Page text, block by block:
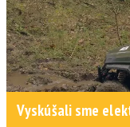
Vyskúšali sme